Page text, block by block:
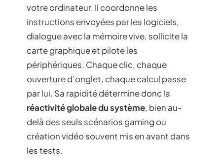
votre ordinateur. Il coordonne les
instructions envoyées par les logiciels,
dialogue avec la mémoire vive, sollicite la
carte graphique et pilote les
périphériques. Chaque clic, chaque
ouverture d’onglet, chaque calcul passe
par lui. Sa rapidité détermine donc la
réactivité globale du système, bien au-
delà des seuls scénarios gaming ou
création vidéo souvent mis en avant dans
les tests.